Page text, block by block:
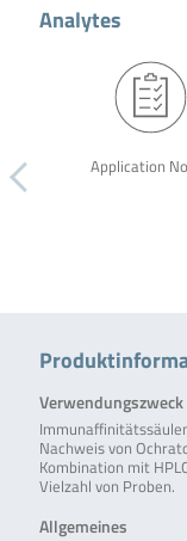
Analytes
Application
Verwendungszweck
Nachweis von
Kombination mit
Vielzahl von Proben.
Allgemeines